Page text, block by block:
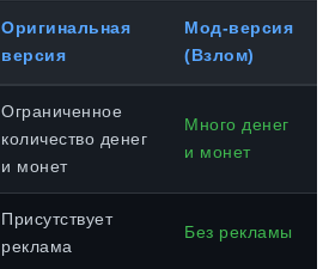
Оригинальная
версия
Мод-версия
(Взлом)
Ограниченное
количество денег
и монет
Много денег
и монет
Присутствует
реклама
Без рекламы